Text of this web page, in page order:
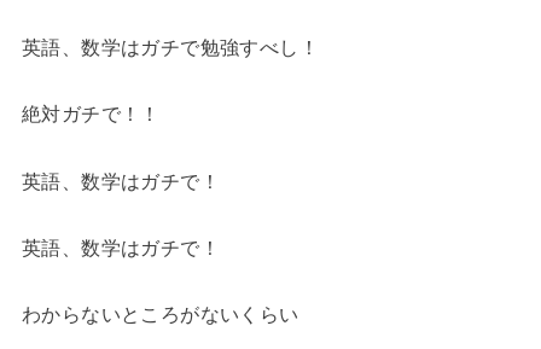
英語、数学はガチで勉強すべし！
絶対ガチで！！
英語、数学はガチで！
英語、数学はガチで！
わからないところがないくらい